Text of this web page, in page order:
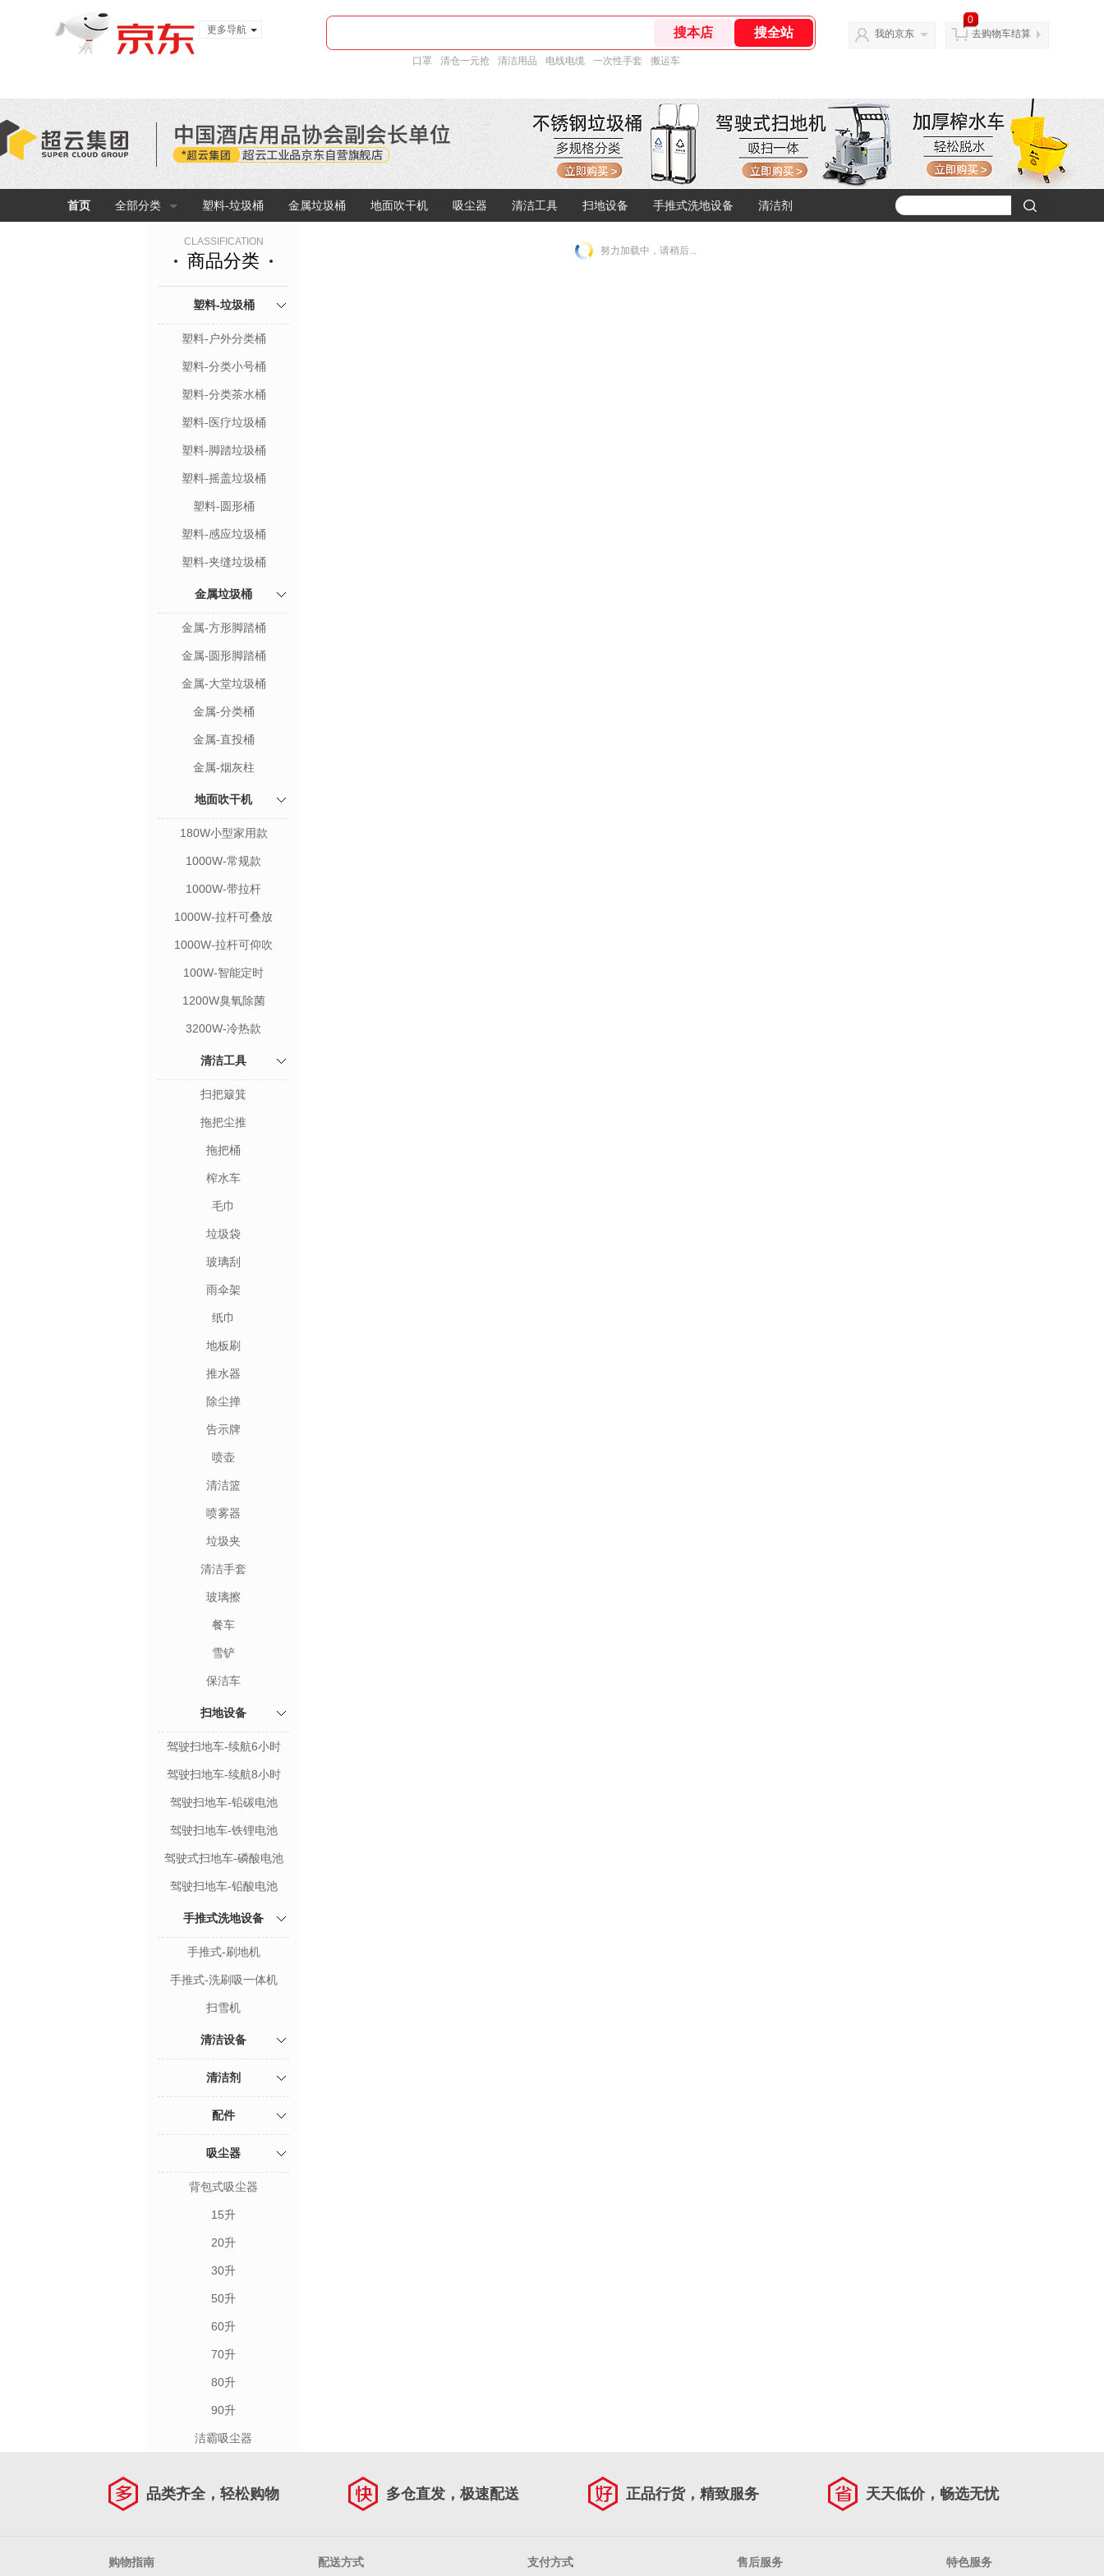
更多导航
口罩 清仓一元抢 清洁用品 电线电缆 一次性手套 搬运车
我的京东
0
去购物车结算
首页 全部分类 塑料-垃圾桶 金属垃圾桶 地面吹干机 吸尘器 清洁工具 扫地设备 手推式洗地设备 清洁剂
CLASSIFICATION
商品分类
塑料-垃圾桶
塑料-户外分类桶
塑料-分类小号桶
塑料-分类茶水桶
塑料-医疗垃圾桶
塑料-脚踏垃圾桶
塑料-摇盖垃圾桶
塑料-圆形桶
塑料-感应垃圾桶
塑料-夹缝垃圾桶
金属垃圾桶
金属-方形脚踏桶
金属-圆形脚踏桶
金属-大堂垃圾桶
金属-分类桶
金属-直投桶
金属-烟灰柱
地面吹干机
180W小型家用款
1000W-常规款
1000W-带拉杆
1000W-拉杆可叠放
1000W-拉杆可仰吹
100W-智能定时
1200W臭氧除菌
3200W-冷热款
清洁工具
扫把簸箕
拖把尘推
拖把桶
榨水车
毛巾
垃圾袋
玻璃刮
雨伞架
纸巾
地板刷
推水器
除尘掸
告示牌
喷壶
清洁篮
喷雾器
垃圾夹
清洁手套
玻璃擦
餐车
雪铲
保洁车
扫地设备
驾驶扫地车-续航6小时
驾驶扫地车-续航8小时
驾驶扫地车-铅碳电池
驾驶扫地车-铁锂电池
驾驶式扫地车-磷酸电池
驾驶扫地车-铅酸电池
手推式洗地设备
手推式-刷地机
手推式-洗刷吸一体机
扫雪机
清洁设备
清洁剂
配件
吸尘器
背包式吸尘器
15升
20升
30升
50升
60升
70升
80升
90升
洁霸吸尘器
努力加载中，请稍后...
品类齐全，轻松购物 多仓直发，极速配送 正品行货，精致服务 天天低价，畅选无忧
购物指南 配送方式 支付方式 售后服务 特色服务